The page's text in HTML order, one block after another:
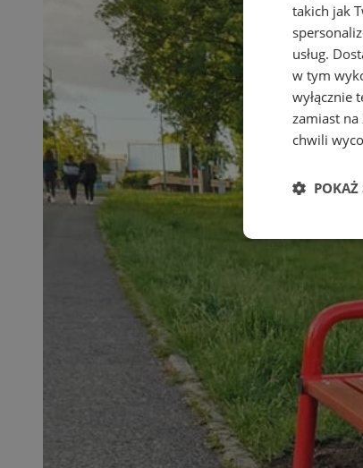
takich jak
usług.
w tym
wyłącznie
zamiast
chwili
POKAŻ
Niezbędne
Nazwa